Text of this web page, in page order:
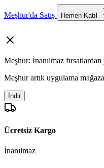
Meşhur'da Satış Hemen Katıl
Meşhur: İnanılmaz fırsatlardan
Meşhur artık uygulama
İndir
Ücretsiz Kargo
İnanılmaz